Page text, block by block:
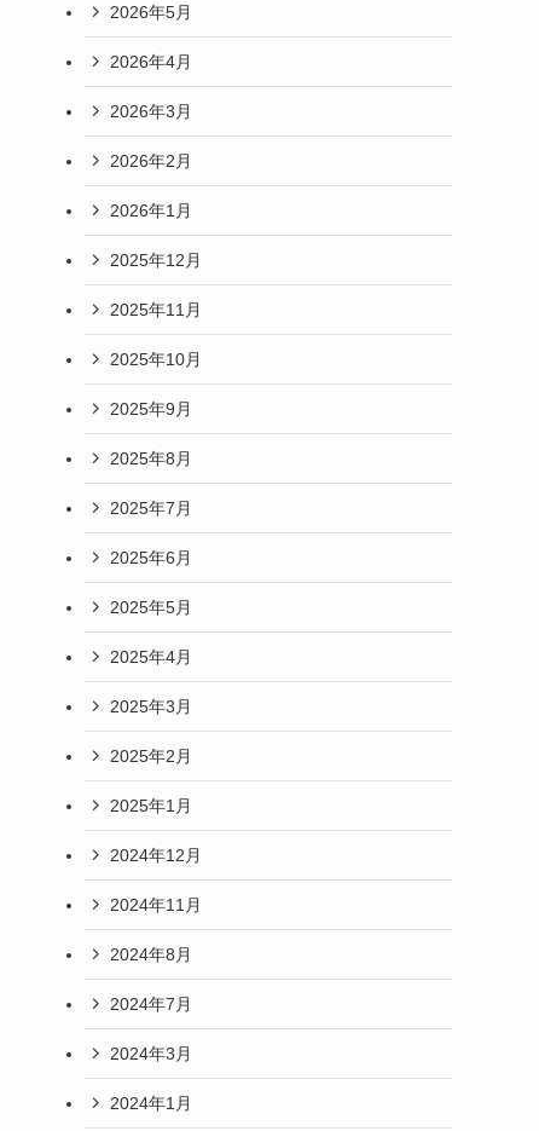
2026年5月
2026年4月
2026年3月
2026年2月
2026年1月
2025年12月
2025年11月
2025年10月
2025年9月
2025年8月
2025年7月
2025年6月
2025年5月
2025年4月
2025年3月
2025年2月
2025年1月
2024年12月
2024年11月
2024年8月
2024年7月
2024年3月
2024年1月